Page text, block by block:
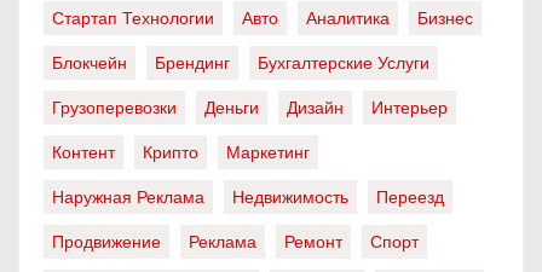
Стартап Технологии
Авто Аналитика
Бизнес
Блокчейн
Брендинг
Бухгалтерские Услуги
Грузоперевозки
Деньги Дизайн
Интерьер
Контент
Крипто
Маркетинг
Наружная Реклама
Недвижимость
Переезд
Продвижение
Реклама Ремонт
Спорт